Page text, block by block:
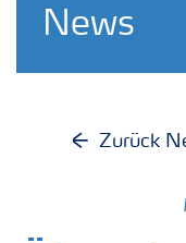
News
Zurück